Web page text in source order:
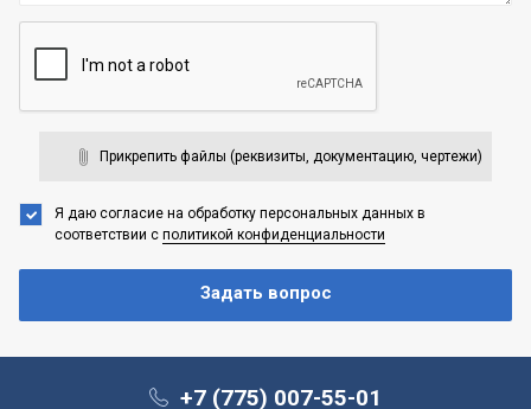
Прикрепить файлы (реквизиты, документацию, чертежи)
Я даю согласие на обработку персональных данных в
соответствии с политикой конфиденциальности
+7 (775) 007-55-01